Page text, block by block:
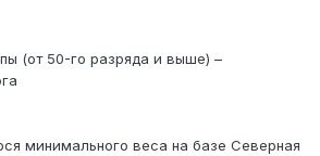
(от 50-го разряда и выше) –
минимального веса на базе Северная